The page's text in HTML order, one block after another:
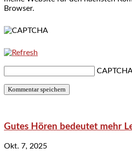
Browser.
Gutes Hören bedeutet mehr
Okt. 7, 2025